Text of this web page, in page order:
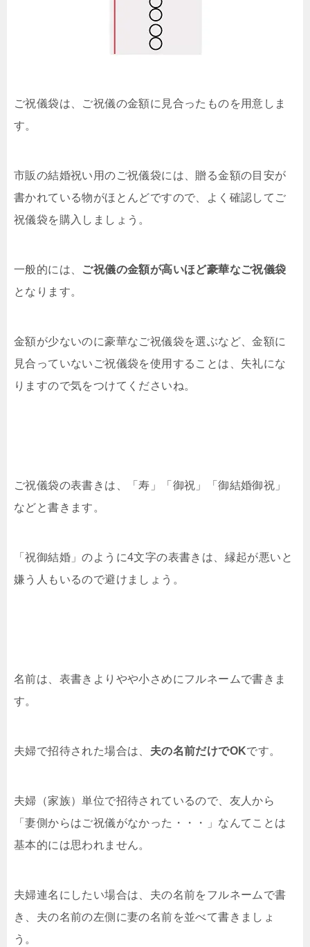
ご祝儀袋は、ご祝儀の金額に見合ったものを用意しま
す。
市販の結婚祝い用のご祝儀袋には、贈る金額の目安が
書かれている物がほとんどですので、よく確認してご
祝儀袋を購入しましょう。
一般的には、 ご祝儀の金額が高いほど豪華なご祝儀袋
となります。
金額が少ないのに豪華なご祝儀袋を選ぶなど、金額に
見合っていないご祝儀袋を使用することは、失礼にな
りますので気をつけてくださいね。
ご祝儀袋の表書きは、「寿」「御祝」「御結婚御祝」
などと書きます。
「祝御結婚」のように4文字の表書きは、縁起が悪いと
嫌う人もいるので避けましょう。
名前は、表書きよりやや小さめにフルネームで書きま
す。
夫婦で招待された場合は、 夫の名前だけでOKです。
夫婦（家族）単位で招待されているので、友人から
「妻側からはご祝儀がなかった・・・」なんてことは
基本的には思われません。
夫婦連名にしたい場合は、夫の名前をフルネームで書
き、夫の名前の左側に妻の名前を並べて書きましょ
う。